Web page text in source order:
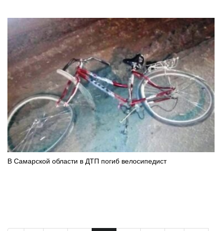
В Самарской области в ДТП погиб велосипедист